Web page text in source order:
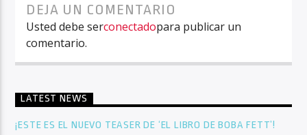
DEJA UN COMENTARIO
Usted debe serconectadopara publicar un
comentario.
LATEST NEWS
¡ESTE ES EL NUEVO TEASER DE ‘EL LIBRO DE BOBA FETT’!